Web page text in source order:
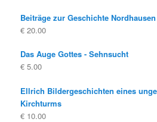
war:
ist:
Beiträge zur Geschichte
€ 20.00
Das Auge Gottes - Sehnsucht
€ 5.00
Ellrich Bildergeschichten eines
Kirchturms
€ 10.00